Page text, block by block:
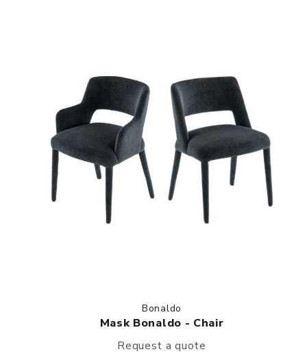
Bonaldo
Mask Bonaldo - Chair
Request a quote